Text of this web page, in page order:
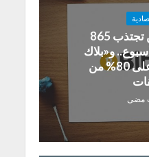
صناديق بيتكوين تجتذب 865
و«بلاك
روك» تستحوذ على 80% من